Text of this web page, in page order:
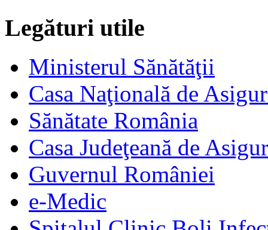
Legături utile
Ministerul Sănătăţii
Casa Naţională de
Sănătate România
Casa Judeţeană de
Guvernul României
e-Medic